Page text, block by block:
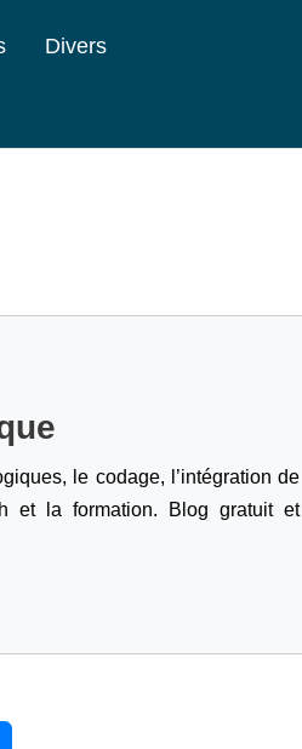
Divers
le codage,
l’intégration de
et la formation. Blog gratuit et